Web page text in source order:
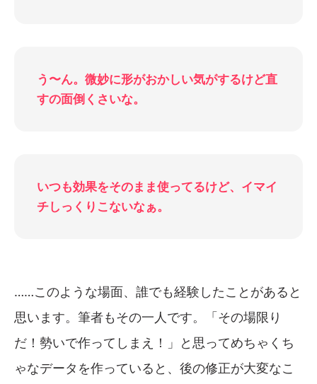
う〜ん。微妙に形がおかしい気がするけど直
すの面倒くさいな。
いつも効果をそのまま使ってるけど、イマイ
チしっくりこないなぁ。
……このような場面、誰でも経験したことがあると
思います。筆者もその一人です。「その場限り
だ！勢いで作ってしまえ！」と思ってめちゃくち
ゃなデータを作っていると、後の修正が大変なこ